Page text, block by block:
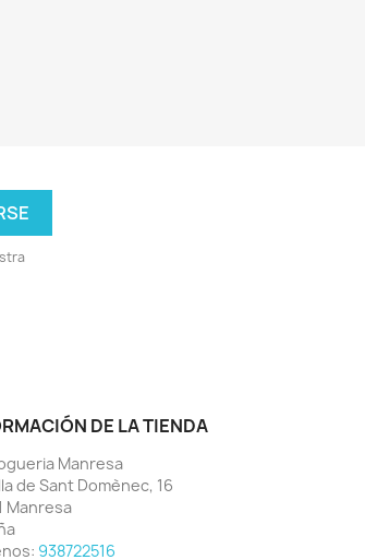
DE LA TIENDA
Manresa
de Sant Domènec, 16
Manresa
938722516